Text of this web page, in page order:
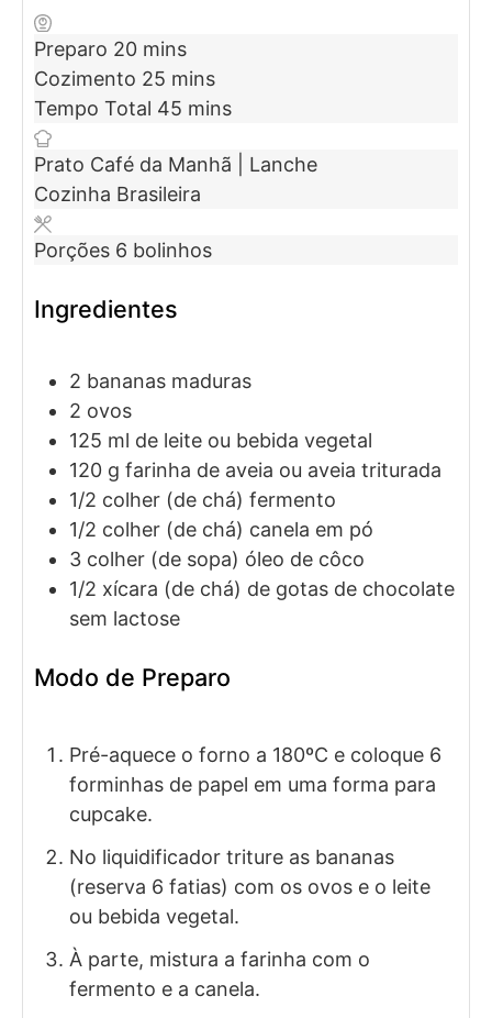
Preparo 20 mins
Cozimento 25 mins
Tempo Total 45 mins
Prato Café da Manhã | Lanche
Cozinha Brasileira
Porções 6 bolinhos
Ingredientes
2 bananas maduras
2 ovos
125 ml de leite ou bebida vegetal
120 g farinha de aveia ou aveia triturada
1/2 colher (de chá) fermento
1/2 colher (de chá) canela em pó
3 colher (de sopa) óleo de côco
1/2 xícara (de chá) de gotas de chocolate
sem lactose
Modo de Preparo
Pré-aquece o forno a 180ºC e coloque 6
forminhas de papel em uma forma para
cupcake.
No liquidificador triture as bananas
(reserva 6 fatias) com os ovos e o leite
ou bebida vegetal.
À parte, mistura a farinha com o
fermento e a canela.